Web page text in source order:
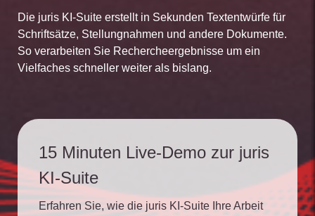
Die juris KI-Suite erstellt in Sekunden Textentwürfe für
Schriftsätze, Stellungnahmen und andere Dokumente.
So verarbeiten Sie Rechercheergebnisse um ein
Vielfaches schneller weiter als bislang.
15 Minuten Live-Demo zur juris
KI-Suite
Erfahren Sie, wie die juris KI-Suite Ihre Arbeit